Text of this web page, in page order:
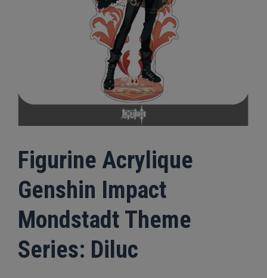
Figurine Acrylique
Genshin Impact
Mondstadt Theme
Series: Diluc